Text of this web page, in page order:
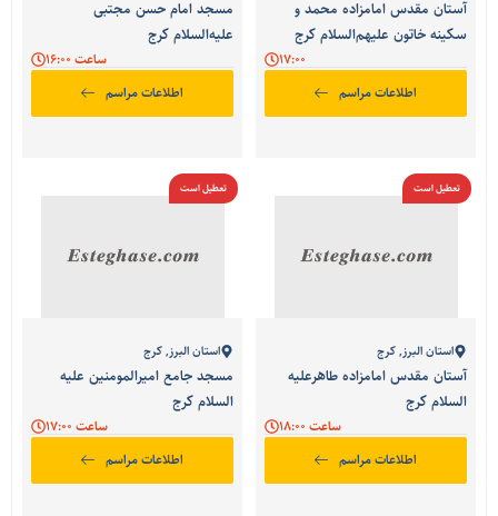
آستان مقدس امامزاده محمد و
سکینه خاتون علیهم‌السلام کرج
اطلاعات مراسم
مسجد امام حسن مجتبی
علیه‌السلام کرج
ساعت 16:00
اطلاعات مراسم
تعطیل است
استان البرز,کرج
آستان مقدس امامزاده طاهرعلیه
السلام کرج
ساعت 18:00
اطلاعات مراسم
تعطیل است
استان البرز,کرج
مسجد جامع امیرالمومنین علیه
السلام کرج
ساعت 17:00
اطلاعات مراسم